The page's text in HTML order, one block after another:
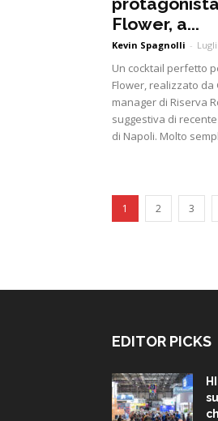
Flower, a...
Kevin Spagnolli -
Un cocktail perfetto
Flower, realizzato
manager di Riserva
suggestiva di
di Napoli. Molto
1 2 3
EDITOR PICKS